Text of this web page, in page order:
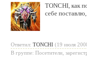
TONCHI, как
себе
Ответил: TONCHI (19 июля
В группе: Посетители,